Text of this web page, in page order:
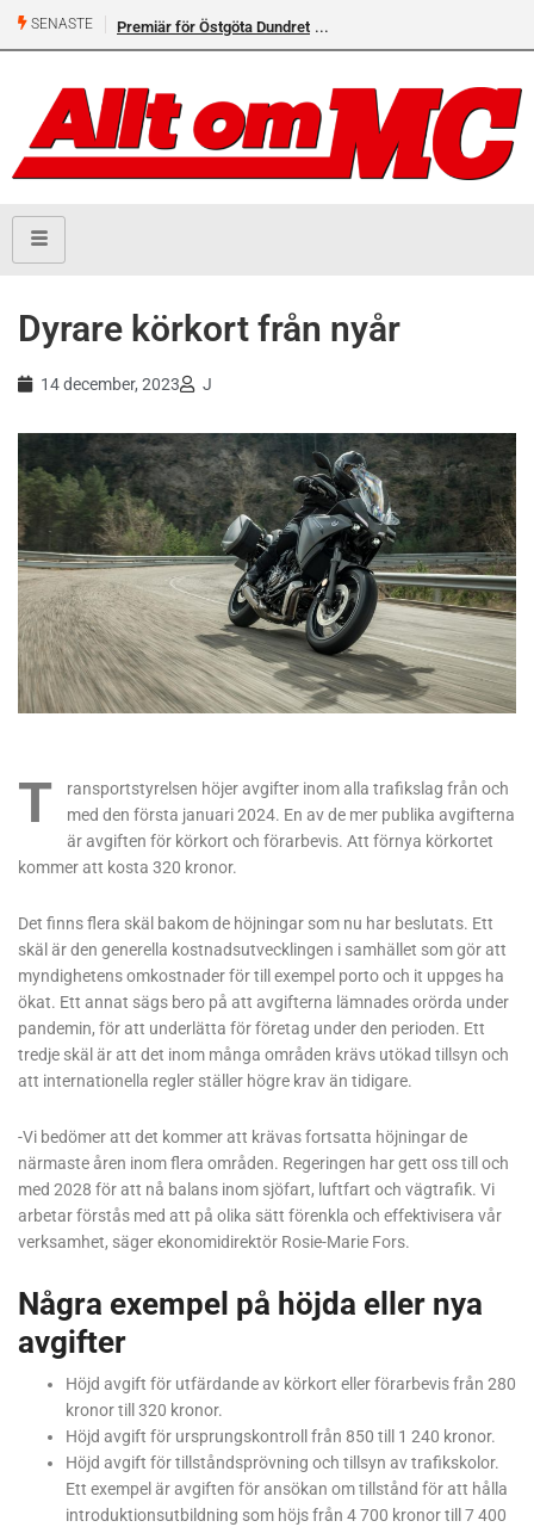
SENASTE Premiär för Östgöta Dundret
Dyrare körkort från nyår
14 december, 2023 J
T
ransportstyrelsen höjer avgifter inom alla trafikslag från och
med den första januari 2024. En av de mer publika avgifterna
är avgiften för körkort och förarbevis. Att förnya körkortet
kommer att kosta 320 kronor.
Det finns flera skäl bakom de höjningar som nu har beslutats. Ett
skäl är den generella kostnadsutvecklingen i samhället som gör att
myndighetens omkostnader för till exempel porto och it uppges ha
ökat. Ett annat sägs bero på att avgifterna lämnades orörda under
pandemin, för att underlätta för företag under den perioden. Ett
tredje skäl är att det inom många områden krävs utökad tillsyn och
att internationella regler ställer högre krav än tidigare.
-Vi bedömer att det kommer att krävas fortsatta höjningar de
närmaste åren inom flera områden. Regeringen har gett oss till och
med 2028 för att nå balans inom sjöfart, luftfart och vägtrafik. Vi
arbetar förstås med att på olika sätt förenkla och effektivisera vår
verksamhet, säger ekonomidirektör Rosie-Marie Fors.
Några exempel på höjda eller nya
avgifter
Höjd avgift för utfärdande av körkort eller förarbevis från 280
kronor till 320 kronor.
Höjd avgift för ursprungskontroll från 850 till 1 240 kronor.
Höjd avgift för tillståndsprövning och tillsyn av trafikskolor.
Ett exempel är avgiften för ansökan om tillstånd för att hålla
introduktionsutbildning som höjs från 4 700 kronor till 7 400